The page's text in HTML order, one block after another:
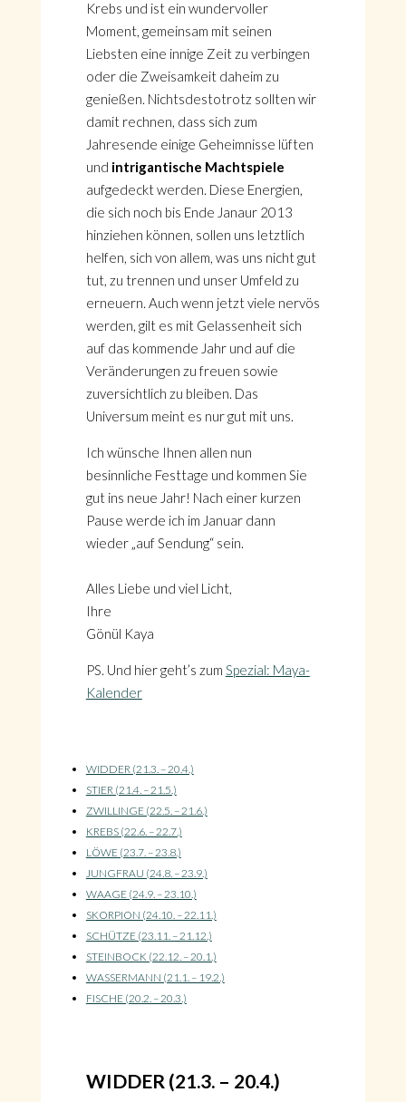
Krebs und ist ein wundervoller
Moment, gemeinsam mit seinen
Liebsten eine innige Zeit zu verbingen
oder die Zweisamkeit daheim zu
genießen. Nichtsdestotrotz sollten wir
damit rechnen, dass sich zum
Jahresende einige Geheimnisse lüften
und intrigantische Machtspiele
aufgedeckt werden. Diese Energien,
die sich noch bis Ende Janaur 2013
hinziehen können, sollen uns letztlich
helfen, sich von allem, was uns nicht gut
tut, zu trennen und unser Umfeld zu
erneuern. Auch wenn jetzt viele nervös
werden, gilt es mit Gelassenheit sich
auf das kommende Jahr und auf die
Veränderungen zu freuen sowie
zuversichtlich zu bleiben. Das
Universum meint es nur gut mit uns.
Ich wünsche Ihnen allen nun
besinnliche Festtage und kommen Sie
gut ins neue Jahr! Nach einer kurzen
Pause werde ich im Januar dann
wieder „auf Sendung“ sein.
Alles Liebe und viel Licht,
Ihre
Gönül Kaya
PS. Und hier geht’s zum Spezial: Maya-
Kalender
WIDDER (21.3. – 20.4.)
STIER (21.4. – 21.5.)
ZWILLINGE (22.5. – 21.6.)
KREBS (22.6. – 22.7.)
LÖWE (23.7. – 23.8.)
JUNGFRAU (24.8. – 23.9.)
WAAGE (24.9. – 23.10.)
SKORPION (24.10. – 22.11.)
SCHÜTZE (23.11. – 21.12.)
STEINBOCK (22.12. – 20.1.)
WASSERMANN (21.1. – 19.2.)
FISCHE (20.2. – 20.3.)
WIDDER (21.3. – 20.4.)